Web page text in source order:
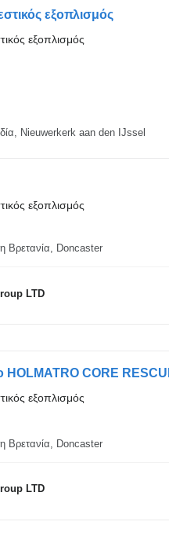
εξοπλισμός
εξοπλισμός
Nieuwerkerk aan den IJssel
εξοπλισμός
Βρετανία, Doncaster
LTD
HOLMATRO CORE
εξοπλισμός
Βρετανία, Doncaster
LTD